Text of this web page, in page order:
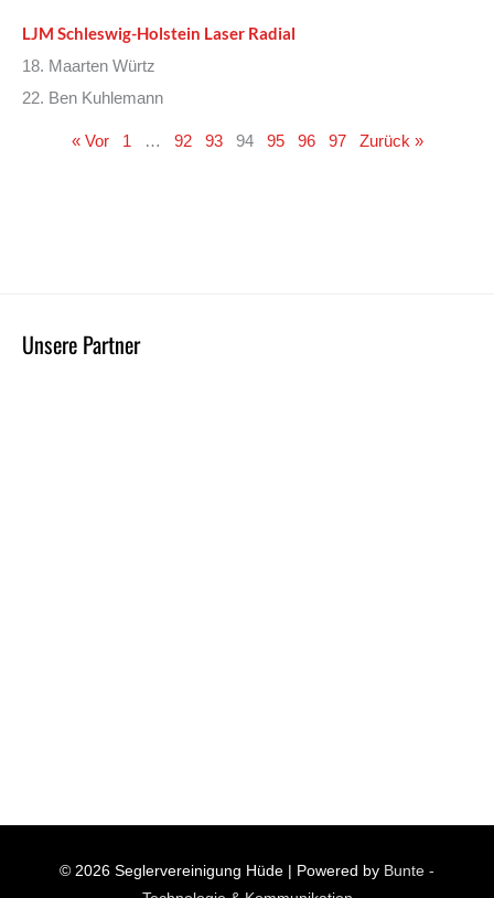
LJM Schleswig-Holstein Laser Radial
18. Maarten Würtz
22. Ben Kuhlemann
« Vor 1 … 92 93 94 95 96 97 Zurück »
Unsere Partner
© 2026 Seglervereinigung Hüde | Powered by Bunte -